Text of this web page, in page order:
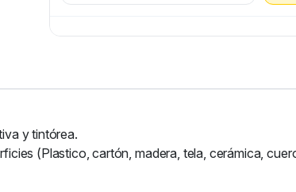
y tintórea.
(Plastico, cartón, madera, tela, cerámica,